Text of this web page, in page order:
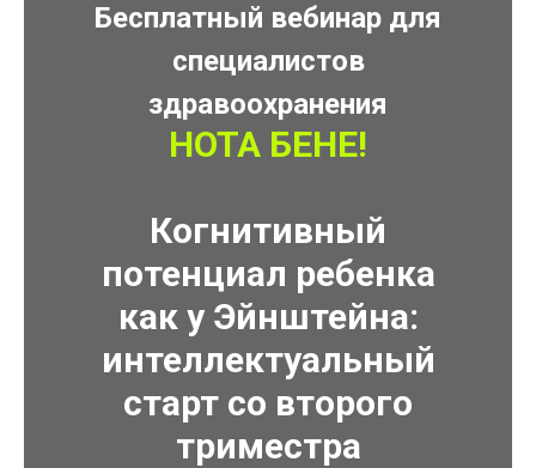
Бесплатный вебинар для
специалистов
здравоохранения
НОТА БЕНЕ!
Когнитивный
потенциал ребенка
как у Эйнштейна:
интеллектуальный
старт со второго
триместра